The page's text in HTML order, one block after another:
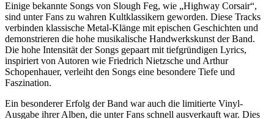
Einige bekannte Songs von Slough Feg, wie „Highway Corsair“,
sind unter Fans zu wahren Kultklassikern geworden. Diese Tracks
verbinden klassische Metal-Klänge mit epischen Geschichten und
demonstrieren die hohe musikalische Handwerkskunst der Band.
Die hohe Intensität der Songs gepaart mit tiefgründigen Lyrics,
inspiriert von Autoren wie Friedrich Nietzsche und Arthur
Schopenhauer, verleiht den Songs eine besondere Tiefe und
Faszination.
Ein besonderer Erfolg der Band war auch die limitierte Vinyl-
Ausgabe ihrer Alben, die unter Fans schnell ausverkauft war. Dies